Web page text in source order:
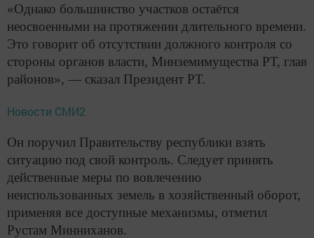
«Однако большинство участков остаётся
неосвоенными на протяжении длительного времени.
Это говорит об отсутствии должного контроля со
стороны органов власти, Минземимущества РТ, глав
районов», — сказал Президент РТ.
Новости СМИ2
Он поручил Правительству республики взять
ситуацию под свой контроль. Следует принять
действенные меры по вовлечению
неиспользованных земель в хозяйственный оборот,
применяя все доступные механизмы, отметил
Рустам Минниханов.